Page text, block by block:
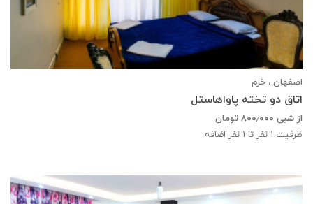
اصفهان ، خرم
اتاق دو تخته پاواهاستل
از شبی ۸۰۰٫۰۰۰ تومان
ظرفیت 1 نفر تا 1 نفر اضافه